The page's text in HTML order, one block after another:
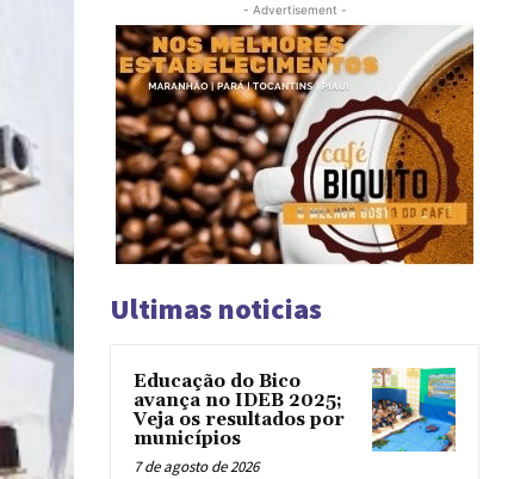
- Advertisement -
Ultimas noticias
Educação do Bico
avança no IDEB 2025;
Veja os resultados por
municípios
7 de agosto de 2026